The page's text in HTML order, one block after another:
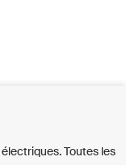
Toutes les